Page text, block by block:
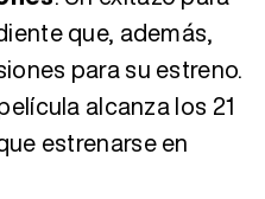
que, además,
para su estreno.
alcanza los 21
estrenarse en